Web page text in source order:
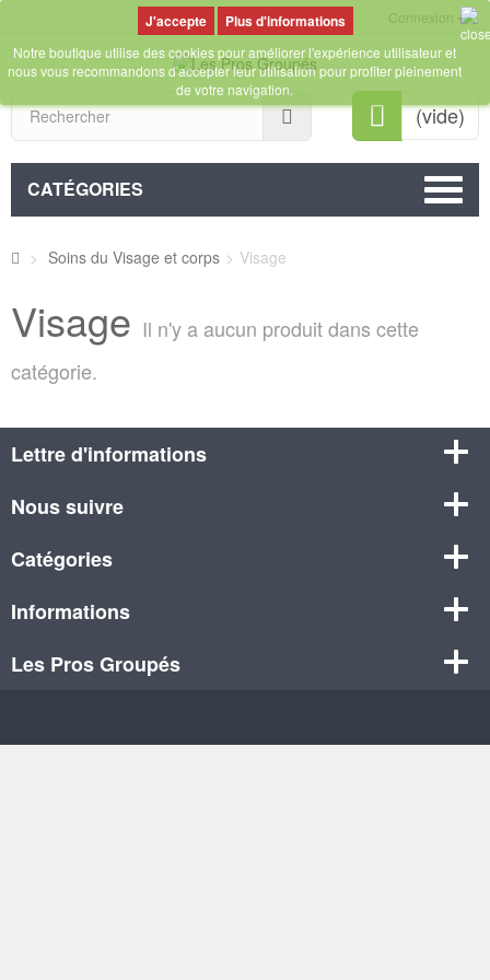
Connexion
Rechercher (vide)
CATÉGORIES
Plus d'informations
Notre boutique utilise des cookies pour améliorer l'expérience utilisateur et
nous vous recommandons d'accepter leur utilisation pour profiter pleinement
de votre navigation.
> Soins du Visage et corps > Visage
Visage Il n'y a aucun produit dans cette
catégorie.
Lettre d'informations
Nous suivre
Catégories
Informations
Les Pros Groupés